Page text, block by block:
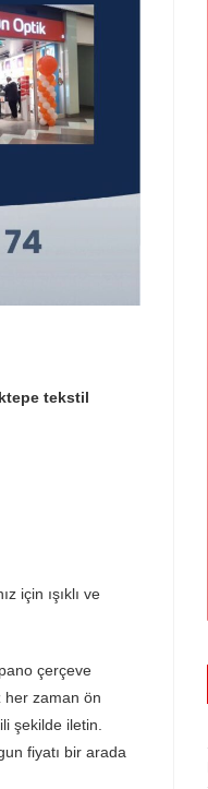
tekstil
için ışıklı ve
çerçeve
her zaman ön
şekilde iletin.
fiyatı bir arada